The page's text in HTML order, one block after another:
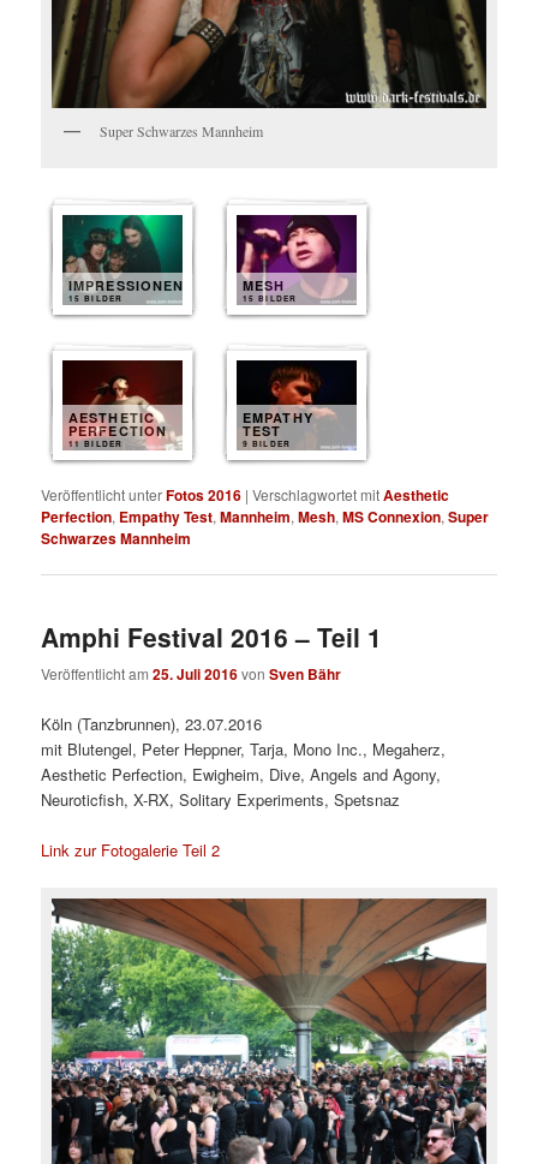
Super Schwarzes Mannheim
IMPRESSIONEN
15 BILDER
MESH
15 BILDER
AESTHETIC
PERFECTION
11 BILDER
EMPATHY
TEST
9 BILDER
Veröffentlicht unterFotos 2016 |Verschlagwortet mitAesthetic
Perfection, Empathy Test,Mannheim,Mesh,MS Connexion,Super
Schwarzes Mannheim
Amphi Festival 2016 – Teil 1
Veröffentlicht am25. Juli 2016vonSven Bähr
Köln (Tanzbrunnen), 23.07.2016
mit Blutengel, Peter Heppner, Tarja, Mono Inc., Megaherz,
Aesthetic Perfection, Ewigheim, Dive, Angels and Agony,
Neuroticfish, X-RX, Solitary Experiments, Spetsnaz
Link zur Fotogalerie Teil 2